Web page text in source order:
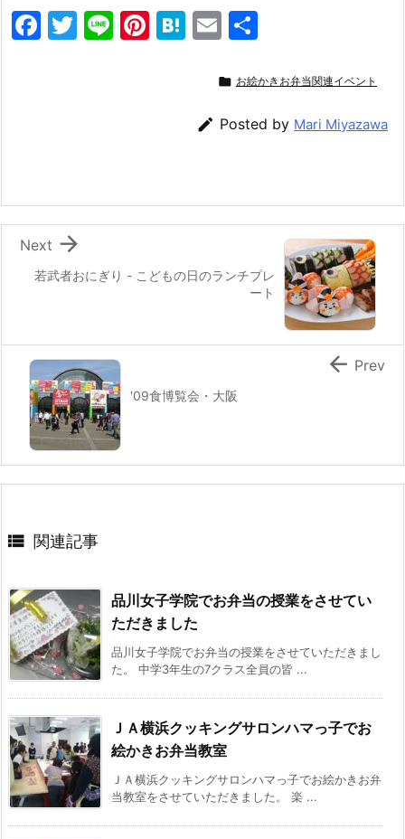
F
o
k
T
Li Pi H
a
E
ai
l
 お絵かきお弁当関連イベント
 Posted by Mari Miyazawa
若武者おにぎり - こどもの日のランチプレ
ート

Next
'09食博覧会・大阪
 Prev
 関連記事
品川女子学院でお弁当の授業をさせてい
ただきました
品川女子学院でお弁当の授業をさせていただきまし
た。 中学3年生の7クラス全員の皆 ...
ＪＡ横浜クッキングサロンハマっ子でお
絵かきお弁当教室
ＪＡ横浜クッキングサロンハマっ子でお絵かきお弁
当教室をさせていただきました。 楽 ...